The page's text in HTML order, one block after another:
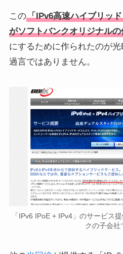
この「IPv6高速ハイブリッ
がソフトバンクオリジナルの
にするために作られたのが
過言ではありません。
「IPv6 IPoE + IPv4」のサービス
クの子会社